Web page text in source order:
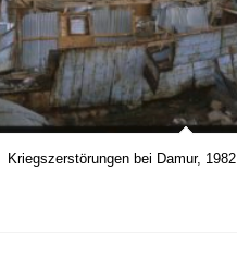
Kriegszerstörungen bei Damur, 1982